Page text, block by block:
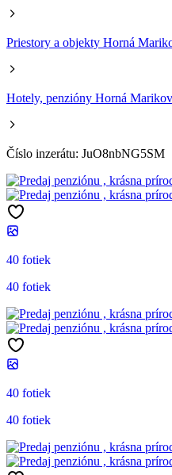
Priestory a objekty Horná
Hotely, penzióny Horná
Číslo inzerátu: JuO8nbNG5SM
40 fotiek
40 fotiek
40 fotiek
40 fotiek